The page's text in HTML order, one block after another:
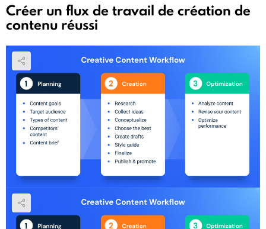
Créer un flux de travail de création de
contenu réussi